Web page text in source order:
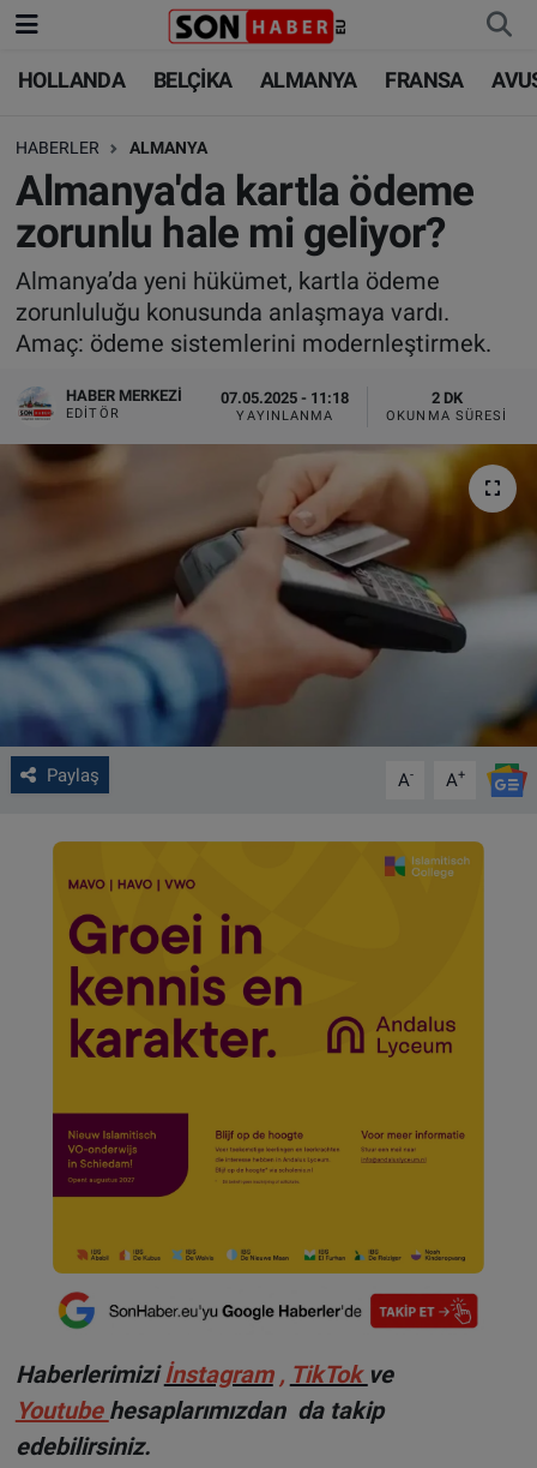
HOLLANDA BELÇİKA ALMANYA FRANSA
HABERLER ALMANYA
Almanya'da kartla ödeme
zorunlu hale mi geliyor?
Almanya’da yeni hükümet, kartla ödeme
zorunluluğu konusunda anlaşmaya vardı.
Amaç: ödeme sistemlerini modernleştirmek.
HABER MERKEZI
EDITÖR
07.05.2025 - 11:18
YAYINLANMA
2 DK
OKUNMA SÜRESI
Paylaş A- A+
Haberlerimizi İnstagram , TikTok ve
Youtube hesaplarımızdan da takip
edebilirsiniz.
HOLLANDA
BELÇİKA
ALMANYA
FRANSA
AVUSTURYA
SAĞLIK - YAŞAM
BİLİM-TEKNOLOJİ
HOLLANDA
BELÇİKA
ALMANYA
TÜRKİYE
DÜNYA
BİLİM-TEKNOLOJİ
SAĞLIK
VIDEO GALERİ
ALGEMENE VOORWAARDEN
CONTACT
Çerez Politikası
Nöbetçi Eczaneler
Hava Durumu
Trafik Durumu
Süper Lig Puan Durumu ve Fikstür
Tüm Manşetler
Son Dakika Haberleri
Haber Arşivi